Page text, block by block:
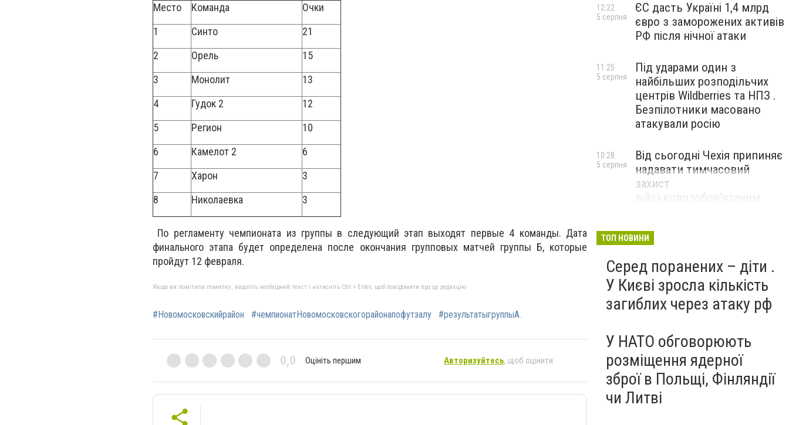
Место
Команда
Очки
1
Синто
21
2
Орель
15
3
Монолит
13
4
Гудок 2
12
5
Регион
10
6
Камелот 2
6
7
Харон
3
8
Николаевка 3
По регламенту чемпионата из группы в следующий этап выходят первые 4 команды. Дата
финального этапа будет определена после окончания групповых матчей группы Б, которые
пройдут 12 февраля.
Якщо ви помітили помилку, виділіть необхідний текст і натисніть Ctrl + Enter, щоб повідомити про це редакцію
#Новомосковскийрайон #чемпионатНовомосковскогорайонапофутзалу #результатыгруппыА.
0,0 Оцініть першим Авторизуйтесь, щоб оцінити
ЄС дасть Україні 1,4 млрд
євро з заморожених активів
РФ після нічної атаки
12:22
5 серпня
Під ударами один з
найбільших розподільчих
центрів Wildberries та НПЗ .
Безпілотники масовано
атакували росію
11:25
5 серпня
Від сьогодні Чехія припиняє
надавати тимчасовий
захист
військовозобов’язаним
10:28
5 серпня
ТОП НОВИНИ
Серед поранених – діти .
У Києві зросла кількість
загиблих через атаку рф
У НАТО обговорюють
розміщення ядерної
зброї в Польщі, Фінляндії
чи Литві